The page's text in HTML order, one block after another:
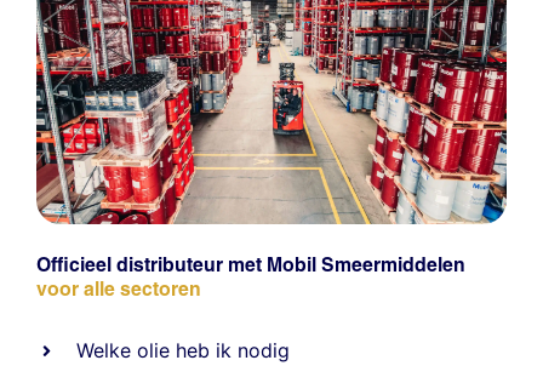
Officieel distributeur met Mobil Smeermiddelen
voor alle sectoren
Welke olie heb ik nodig